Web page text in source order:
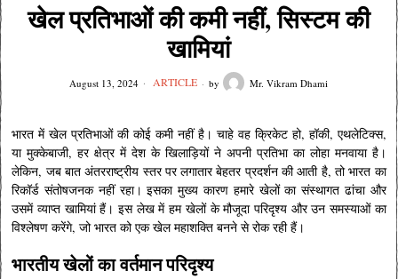
खेल प्रतिभाओं की कमी नहीं, सिस्टम की
खामियां
August 13, 2024 ARTICLE by Mr. Vikram Dhami
भारत में खेल प्रतिभाओं की कोई कमी नहीं है। चाहे वह क्रिकेट हो, हॉकी, एथलेटिक्स,
या मुक्केबाजी, हर क्षेत्र में देश के खिलाड़ियों ने अपनी प्रतिभा का लोहा मनवाया है।
लेकिन, जब बात अंतरराष्ट्रीय स्तर पर लगातार बेहतर प्रदर्शन की आती है, तो भारत का
रिकॉर्ड संतोषजनक नहीं रहा। इसका मुख्य कारण हमारे खेलों का संस्थागत ढांचा और
उसमें व्याप्त खामियां हैं। इस लेख में हम खेलों के मौजूदा परिदृश्य और उन समस्याओं का
विश्लेषण करेंगे, जो भारत को एक खेल महाशक्ति बनने से रोक रही हैं।
भारतीय खेलों का वर्तमान परिदृश्य